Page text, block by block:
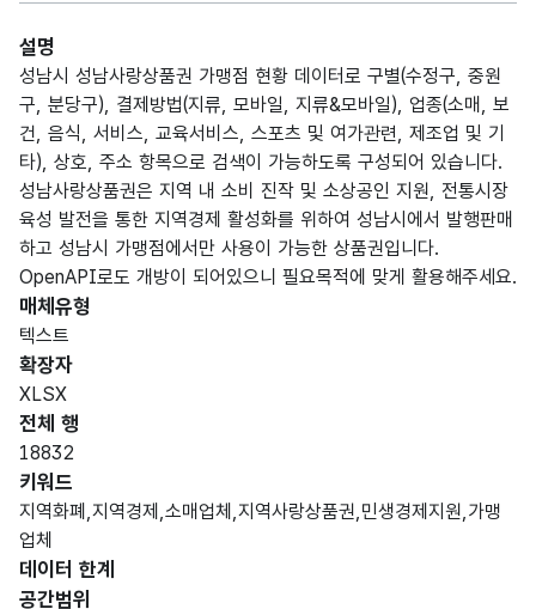
설명
성남시 성남사랑상품권 가맹점 현황 데이터로 구별(수정구, 중원
구, 분당구), 결제방법(지류, 모바일, 지류&모바일), 업종(소매, 보
건, 음식, 서비스, 교육서비스, 스포츠 및 여가관련, 제조업 및 기
타), 상호, 주소 항목으로 검색이 가능하도록 구성되어 있습니다.
성남사랑상품권은 지역 내 소비 진작 및 소상공인 지원, 전통시장
육성 발전을 통한 지역경제 활성화를 위하여 성남시에서 발행판매
하고 성남시 가맹점에서만 사용이 가능한 상품권입니다.
OpenAPI로도 개방이 되어있으니 필요목적에 맞게 활용해주세요.
매체유형
텍스트
확장자
XLSX
전체 행
18832
키워드
지역화폐,지역경제,소매업체,지역사랑상품권,민생경제지원,가맹
업체
데이터 한계
공간범위